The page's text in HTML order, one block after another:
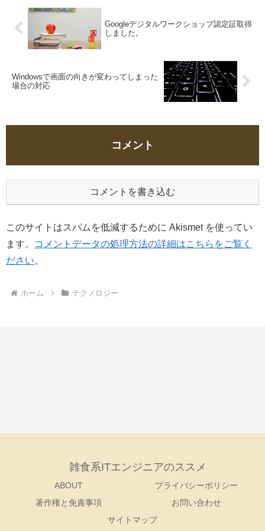
Googleデジタルワークショップ認定証取得
しました。
Windowsで画面の向きが変わってしまった
場合の対応
コメント
コメントを書き込む
このサイトはスパムを低減するために Akismet を使ってい
ます。
コメントデータの処理方法の詳細はこちらをご覧く
ださい。
ホーム テクノロジー
雑食系ITエンジニアのススメ
ABOUT
プライバシーポリシー
著作権と免責事項
お問い合わせ
サイトマップ